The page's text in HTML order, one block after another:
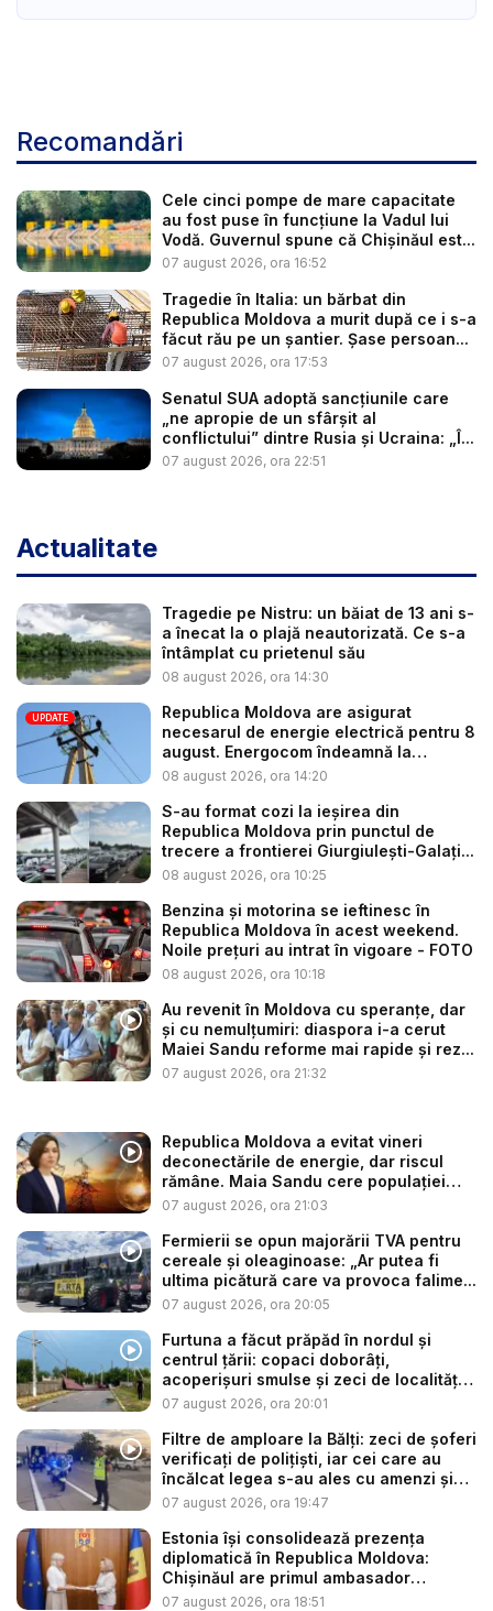
Recomandări
Cele cinci pompe de mare capacitate
au fost puse în funcțiune la Vadul lui
Vodă. Guvernul spune că Chișinăul est...
07 august 2026, ora 16:52
Tragedie în Italia: un bărbat din
Republica Moldova a murit după ce i s-a
făcut rău pe un șantier. Șase persoan...
07 august 2026, ora 17:53
Senatul SUA adoptă sancțiunile care
„ne apropie de un sfârșit al
conflictului” dintre Rusia și Ucraina: „Î...
07 august 2026, ora 22:51
Actualitate
Tragedie pe Nistru: un băiat de 13 ani s-
a înecat la o plajă neautorizată. Ce s-a
întâmplat cu prietenul său
08 august 2026, ora 14:30
UPDATE
Republica Moldova are asigurat
necesarul de energie electrică pentru 8
august. Energocom îndeamnă la
consu...
08 august 2026, ora 14:20
S-au format cozi la ieșirea din
Republica Moldova prin punctul de
trecere a frontierei Giurgiulești-Galați...
08 august 2026, ora 10:25
Benzina și motorina se ieftinesc în
Republica Moldova în acest weekend.
Noile prețuri au intrat în vigoare - FOTO
08 august 2026, ora 10:18
Au revenit în Moldova cu speranțe, dar
și cu nemulțumiri: diaspora i-a cerut
Maiei Sandu reforme mai rapide și rez...
07 august 2026, ora 21:32
Republica Moldova a evitat vineri
deconectările de energie, dar riscul
rămâne. Maia Sandu cere populației
să...
07 august 2026, ora 21:03
Fermierii se opun majorării TVA pentru
cereale și oleaginoase: „Ar putea fi
ultima picătură care va provoca falime...
07 august 2026, ora 20:05
Furtuna a făcut prăpăd în nordul și
centrul țării: copaci doborâți,
acoperișuri smulse și zeci de localități
...
07 august 2026, ora 20:01
Filtre de amploare la Bălți: zeci de șoferi
verificați de polițiști, iar cei care au
încălcat legea s-au ales cu amenzi și
s...
07 august 2026, ora 19:47
Estonia își consolidează prezența
diplomatică în Republica Moldova:
Chișinăul are primul ambasador
estonia...
07 august 2026, ora 18:51